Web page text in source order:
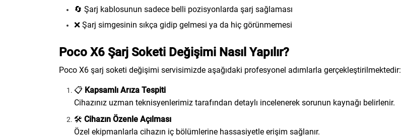
🔄 Şarj kablosunun sadece belli pozisyonlarda şarj sağlaması
❌ Şarj simgesinin sıkça gidip gelmesi ya da hiç görünmemesi
Poco X6 Şarj Soketi Değişimi Nasıl Yapılır?
Poco X6 şarj soketi değişimi servisimizde aşağıdaki profesyonel adımlarla gerçekleştirilmektedir:
📋 Kapsamlı Arıza Tespiti
Cihazınız uzman teknisyenlerimiz tarafından detaylı incelenerek sorunun kaynağı belirlenir.
🛠️ Cihazın Özenle Açılması
Özel ekipmanlarla cihazın iç bölümlerine hassasiyetle erişim sağlanır.